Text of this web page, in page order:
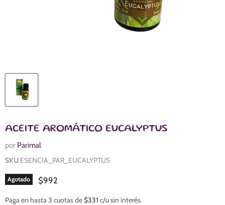
ACEITE AROMÁTICO EUCALYPTUS
por Parimal
SKU ESENCIA_PAR_EUCALYPTUS
Agotado $992
Paga en hasta 3 cuotas de$331 c/u sin interés.